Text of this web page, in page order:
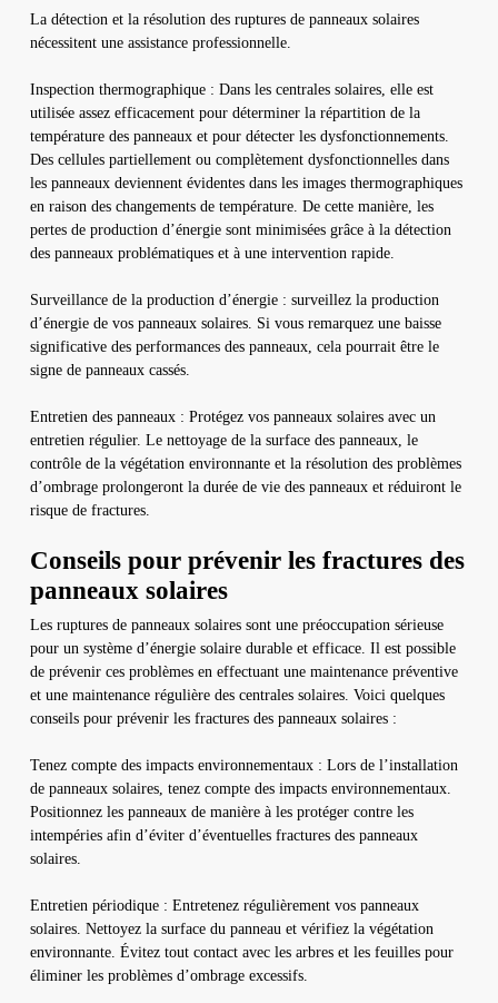
La détection et la résolution des ruptures de panneaux solaires
nécessitent une assistance professionnelle.
Inspection thermographique : Dans les centrales solaires, elle est
utilisée assez efficacement pour déterminer la répartition de la
température des panneaux et pour détecter les dysfonctionnements.
Des cellules partiellement ou complètement dysfonctionnelles dans
les panneaux deviennent évidentes dans les images thermographiques
en raison des changements de température. De cette manière, les
pertes de production d’énergie sont minimisées grâce à la détection
des panneaux problématiques et à une intervention rapide.
Surveillance de la production d’énergie : surveillez la production
d’énergie de vos panneaux solaires. Si vous remarquez une baisse
significative des performances des panneaux, cela pourrait être le
signe de panneaux cassés.
Entretien des panneaux : Protégez vos panneaux solaires avec un
entretien régulier. Le nettoyage de la surface des panneaux, le
contrôle de la végétation environnante et la résolution des problèmes
d’ombrage prolongeront la durée de vie des panneaux et réduiront le
risque de fractures.
Conseils pour prévenir les fractures des
panneaux solaires
Les ruptures de panneaux solaires sont une préoccupation sérieuse
pour un système d’énergie solaire durable et efficace. Il est possible
de prévenir ces problèmes en effectuant une maintenance préventive
et une maintenance régulière des centrales solaires. Voici quelques
conseils pour prévenir les fractures des panneaux solaires :
Tenez compte des impacts environnementaux : Lors de l’installation
de panneaux solaires, tenez compte des impacts environnementaux.
Positionnez les panneaux de manière à les protéger contre les
intempéries afin d’éviter d’éventuelles fractures des panneaux
solaires.
Entretien périodique : Entretenez régulièrement vos panneaux
solaires. Nettoyez la surface du panneau et vérifiez la végétation
environnante. Évitez tout contact avec les arbres et les feuilles pour
éliminer les problèmes d’ombrage excessifs.